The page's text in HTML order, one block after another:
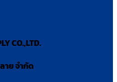
CO.,LTD.
าย จำกัด